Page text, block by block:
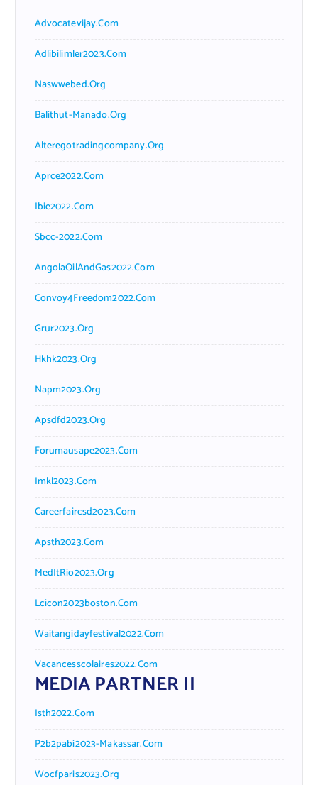
Advocatevijay.com
Adlibilimler2023.com
Naswwebed.org
Balithut-Manado.org
Alteregotradingcompany.org
Aprce2022.com
Ibie2022.com
Sbcc-2022.com
AngolaOilAndGas2022.com
Convoy4Freedom2022.com
Grur2023.org
Hkhk2023.org
Napm2023.org
Apsdfd2023.org
Forumausape2023.com
Imkl2023.com
Careerfaircsd2023.com
Apsth2023.com
MedItRio2023.org
Lcicon2023boston.com
Waitangidayfestival2022.com
Vacancesscolaires2022.com
MEDIA PARTNER II
Isth2022.com
P2b2pabi2023-Makassar.com
Wocfparis2023.org